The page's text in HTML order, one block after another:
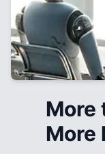
More
More